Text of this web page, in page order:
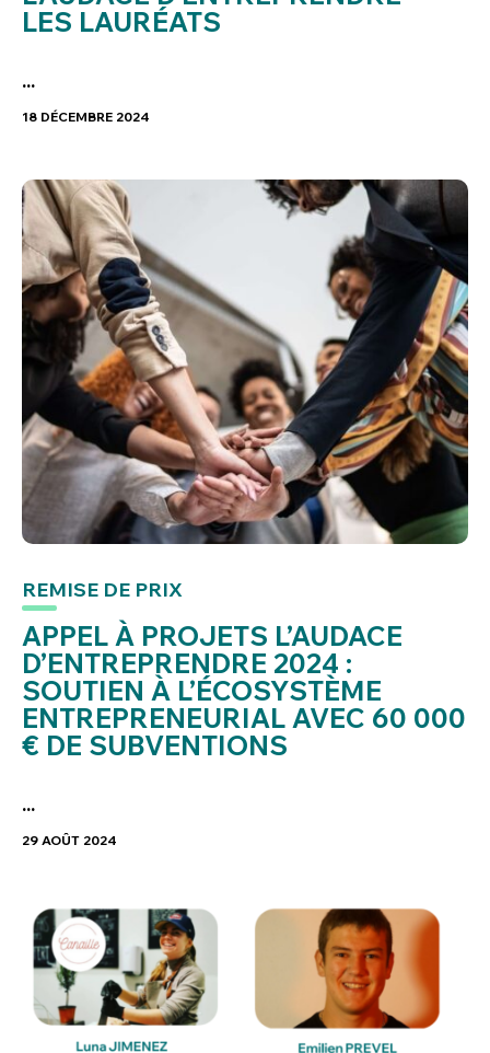
LES LAURÉATS
...
18 DÉCEMBRE 2024
REMISE DE PRIX
APPEL À PROJETS L’AUDACE
D’ENTREPRENDRE 2024 :
SOUTIEN À L’ÉCOSYSTÈME
ENTREPRENEURIAL AVEC 60 000
€ DE SUBVENTIONS
...
29 AOÛT 2024